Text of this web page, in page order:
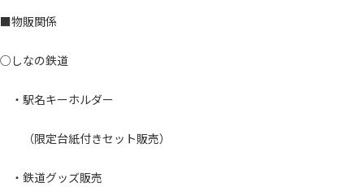
■物販関係
○しなの鉄道
・駅名キーホルダー
（限定台紙付きセット販売）
・鉄道グッズ販売